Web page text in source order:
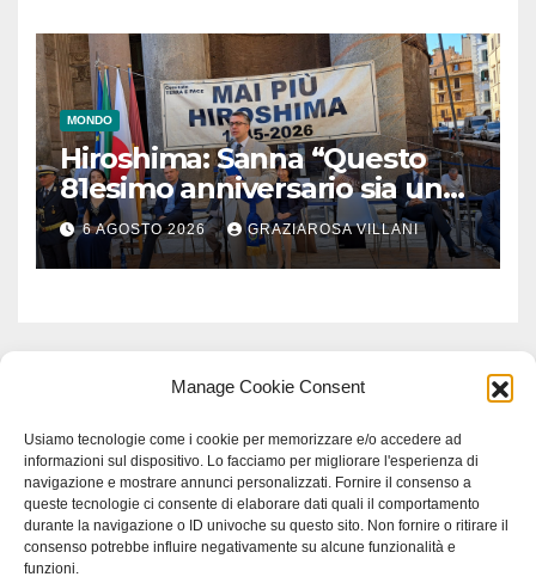
Manage Cookie Consent
Usiamo tecnologie come i cookie per memorizzare e/o accedere ad
informazioni sul dispositivo. Lo facciamo per migliorare l'esperienza di
navigazione e mostrare annunci personalizzati. Fornire il consenso a
queste tecnologie ci consente di elaborare dati quali il comportamento
durante la navigazione o ID univoche su questo sito. Non fornire o ritirare il
consenso potrebbe influire negativamente su alcune funzionalità e
funzioni.
MONDO
Hiroshima: Sanna “Questo
81esimo anniversario sia un
monito per tutti”
6 AGOSTO 2026 GRAZIAROSA VILLANI